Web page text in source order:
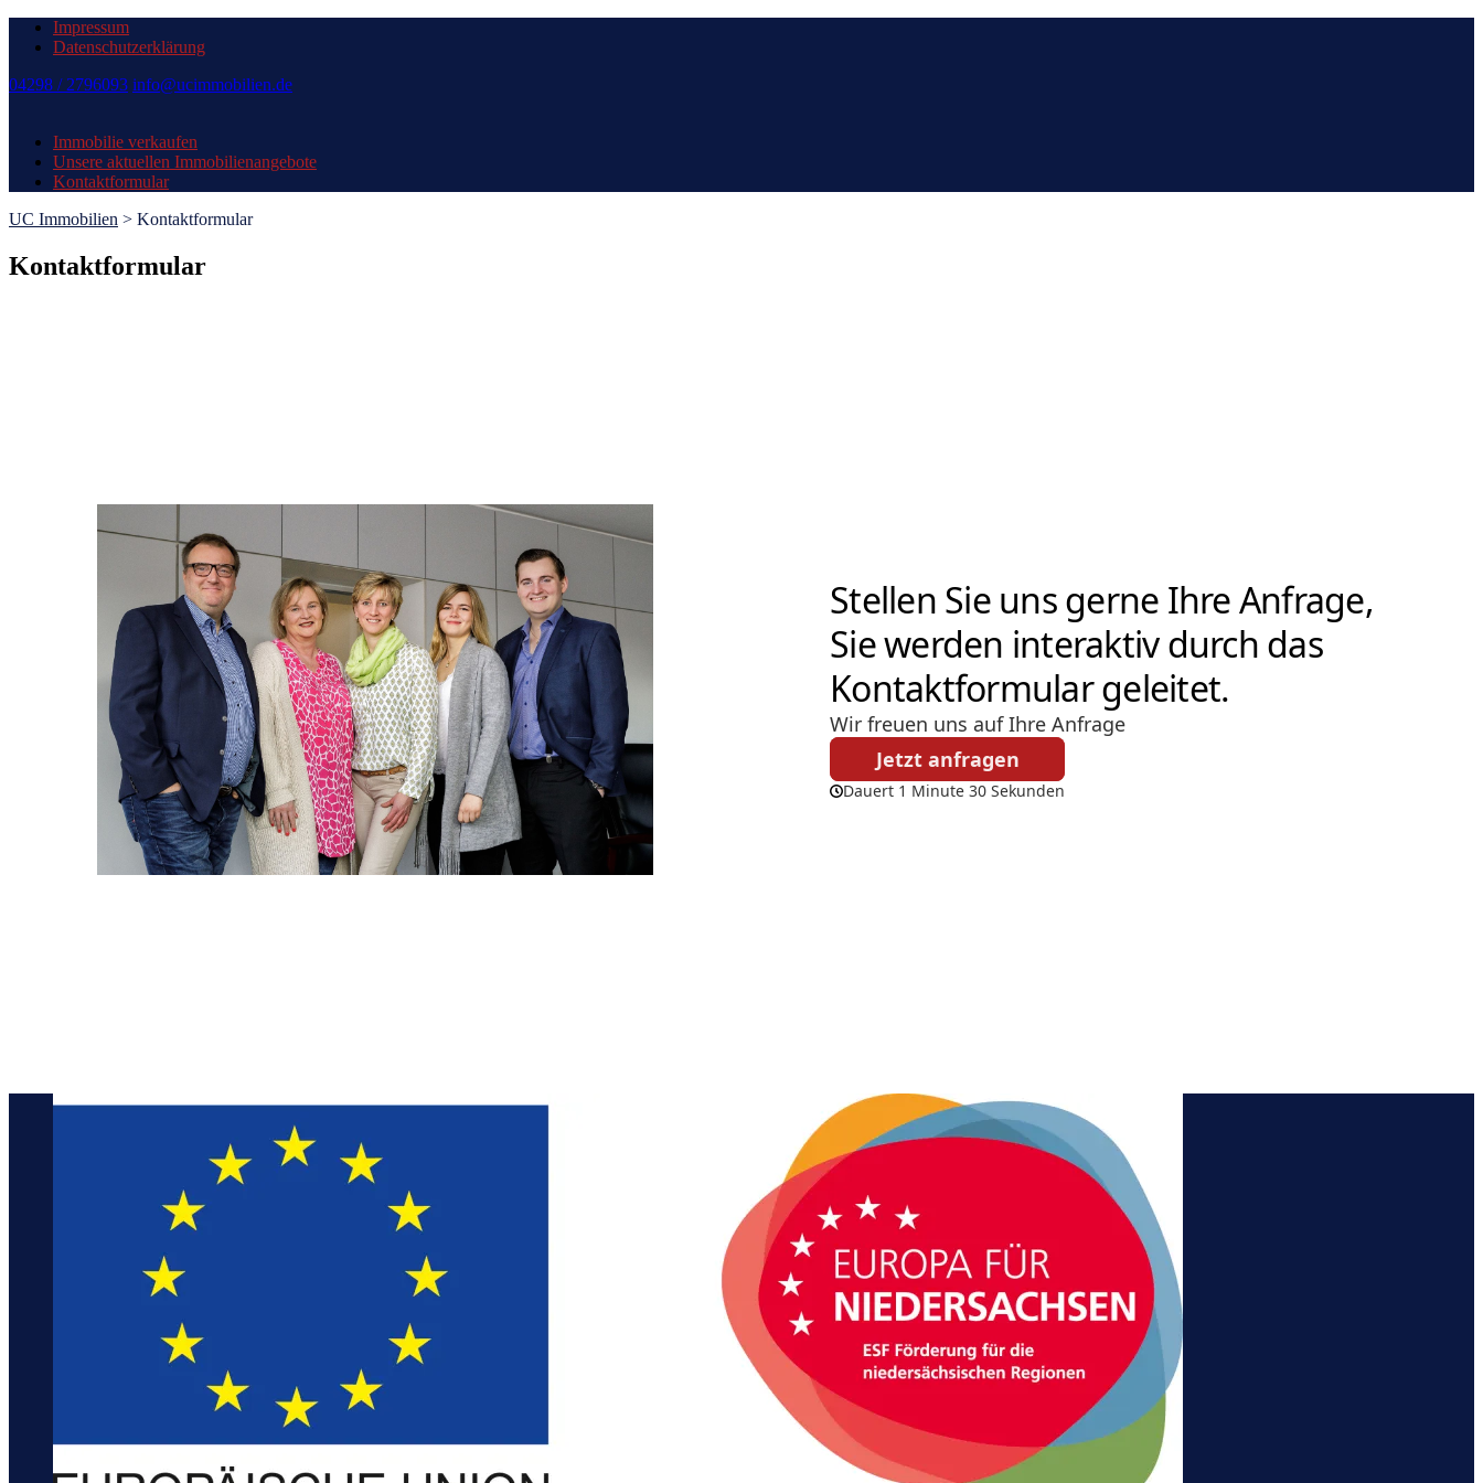
Impressum
Datenschutzerklärung
04298 / 2796093 info@ucimmobilien.de
Immobilie verkaufen
Unsere aktuellen Immobilienangebote
Kontaktformular
UC Immobilien > Kontaktformular
Kontaktformular